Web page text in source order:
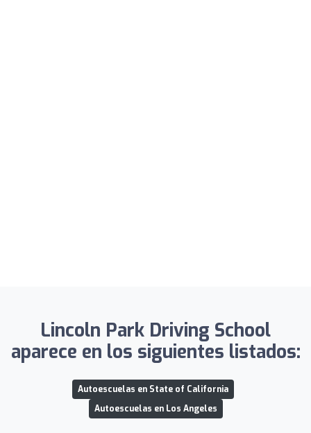
Lincoln Park Driving School
aparece en los siguientes listados:
Autoescuelas en State of California
Autoescuelas en Los Angeles